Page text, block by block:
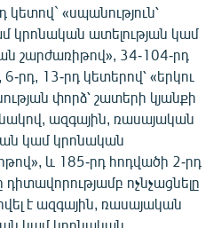
«սպանություն՝
կրոնական ատելության կամ
շարժառիթով», 34-104-րդ
րդ, 13-րդ կետերով՝ «երկու
փորձ՝ շատերի կյանքի
ազգային, ռասայական
կամ կրոնական
և 185-րդ հոդվածի 2-րդ
դիտավորությամբ ոչնչացնելը
է ազգային, ռասայական
կամ կրոնական